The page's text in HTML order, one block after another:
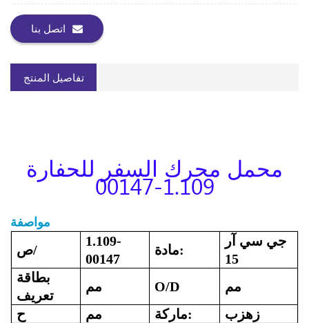
اتصل بنا
تفاصيل المنتج
محمل محرك السفر للحفارة
1.109-00147
مواصفة
ص/
1.109-
00147
مادة:
جي سي آر
15
بطاقة
تعريف
مم O/D
مم
ح
مم ماركة: زهزب